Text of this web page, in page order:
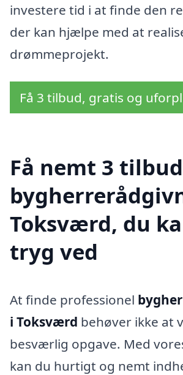
investere tid i at finde den
der kan hjælpe med at
drømmeprojekt.
Få 3 tilbud, gratis og
Få nemt 3
Toksværd, du
tryg ved
At finde professionel
i Toksværd behøver ikke at
besværlig opgave. Med
kan du hurtigt og nemt